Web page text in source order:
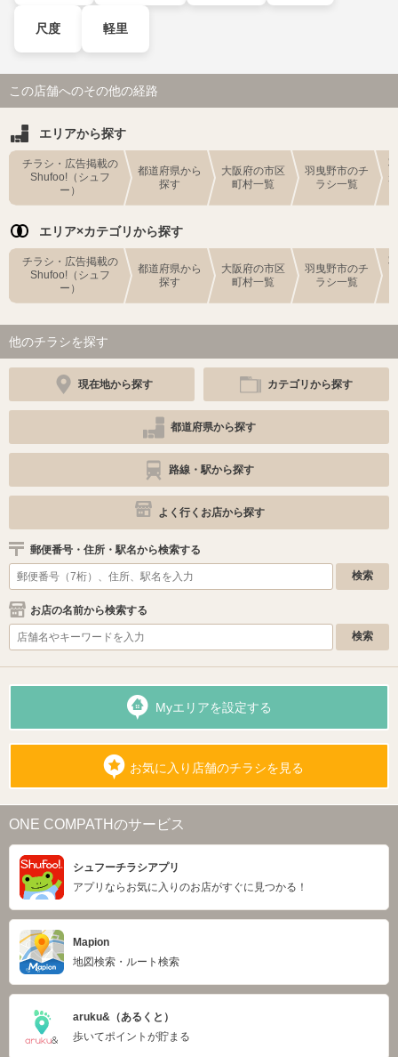
尺度 軽里
この店舗へのその他の経路
エリアから探す
チラシ・広告掲載の
Shufoo!（シュフ
ー）
都道府県から
探す
大阪府の市区
町村一覧
羽曳野市のチ
ラシ一覧
エリア×カテゴリから探す
チラシ・広告掲載の
Shufoo!（シュフ
ー）
都道府県から
探す
大阪府の市区
町村一覧
羽曳野市のチ
ラシ一覧
他のチラシを探す
現在地から探す カテゴリから探す
都道府県から探す
路線・駅から探す
よく行くお店から探す
郵便番号・住所・駅名から検索する
お店の名前から検索する
Myエリアを設定する
お気に入り店舗のチラシを見る
ONE COMPATHのサービス
シュフーチラシアプリ
アプリならお気に入りのお店がすぐに見つかる！
Mapion
地図検索・ルート検索
aruku&（あるくと）
歩いてポイントが貯まる